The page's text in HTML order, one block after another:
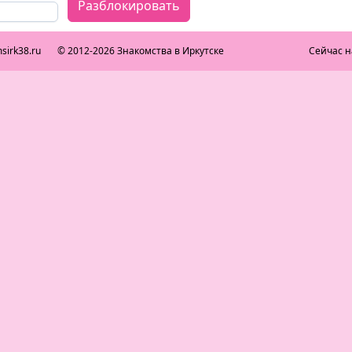
Разблокировать
© 2012-2026 Знакомства в Иркутске Сейчас